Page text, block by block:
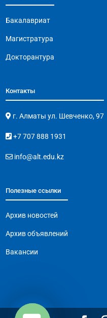
Бакалавриат
Магистратура
Докторантура
Контакты
г. Алматы ул. Шевченко, 97
+7 707 888 1931
info@alt.edu.kz
Полезные ссылки
Архив новостей
Архив объявлений
Вакансии